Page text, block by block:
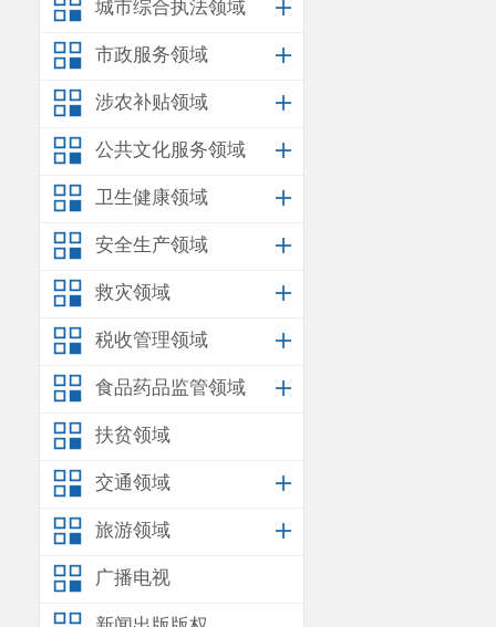
城市综合执法领域
市政服务领域
涉农补贴领域
公共文化服务领域
卫生健康领域
安全生产领域
救灾领域
税收管理领域
食品药品监管领域
扶贫领域
交通领域
旅游领域
广播电视